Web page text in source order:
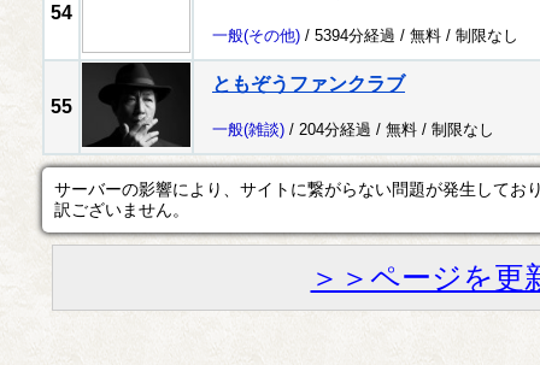
54
一般(その他) / 5394分経過 / 無料 / 制限なし
55
ともぞうファンクラブ
一般(雑談) / 204分経過 / 無料 / 制限なし
サーバーの影響により、サイトに繋がらない問題が発生してお
訳ございません。
＞＞ページを更